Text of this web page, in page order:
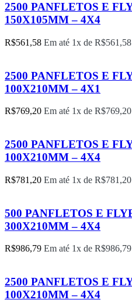
2500 PANFLETOS E
150X105MM – 4X4
R$561,58 Em até 1x de R$561,58
2500 PANFLETOS E
100X210MM – 4X1
R$769,20 Em até 1x de R$769,20
2500 PANFLETOS E
100X210MM – 4X4
R$781,20 Em até 1x de R$781,20
500 PANFLETOS E
300X210MM – 4X4
R$986,79 Em até 1x de R$986,79
2500 PANFLETOS E
100X210MM – 4X4